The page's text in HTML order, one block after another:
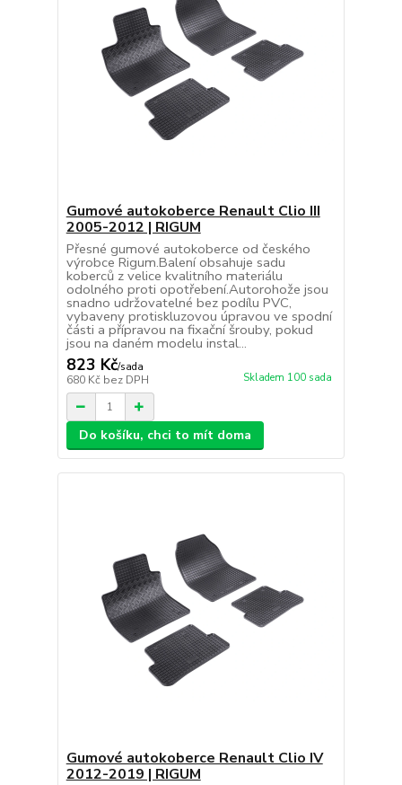
Gumové autokoberce Renault Clio III
2005-2012 | RIGUM
Přesné gumové autokoberce od českého
výrobce Rigum.Balení obsahuje sadu
koberců z velice kvalitního materiálu
odolného proti opotřebení.Autorohože jsou
snadno udržovatelné bez podílu PVC,
vybaveny protiskluzovou úpravou ve spodní
části a přípravou na fixační šrouby, pokud
jsou na daném modelu instal...
823 Kč/sada
680 Kč bez DPH Skladem 100 sada
Do košíku, chci to mít doma
Gumové autokoberce Renault Clio IV
2012-2019 | RIGUM